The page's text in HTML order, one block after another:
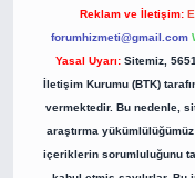
Reklam ve İletişim:
forumhizmeti@gmail.com
Yasal Uyarı: Sitemiz,
İletişim Kurumu (BTK)
vermektedir. Bu nedenle,
araştırma
içeriklerin sorumluluğunu